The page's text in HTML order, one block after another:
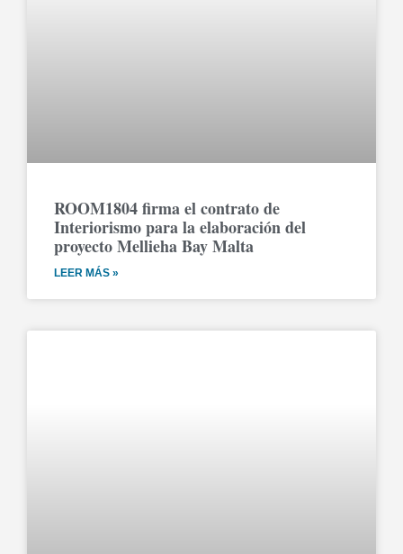
ROOM1804 firma el contrato de
Interiorismo para la elaboración del
proyecto Mellieha Bay Malta
LEER MÁS »